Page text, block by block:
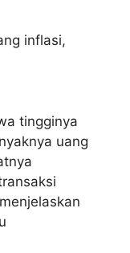
inflasi,
tingginya
uang